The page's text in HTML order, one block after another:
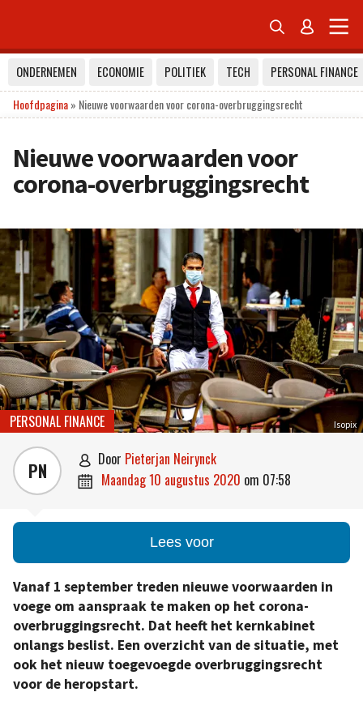
 
ONDERNEMEN ECONOMIE POLITIEK TECH
PERSONAL FINANCE
Hoofdpagina» Nieuwe voorwaarden voor corona-overbruggingsrecht
Nieuwe voorwaarden voor
corona-overbruggingsrecht
Isopix
PERSONAL FINANCE
PN  door Pieterjan Neirynck
 maandag 10 augustus 2020 om 07:58
Lees voor
Vanaf 1 september treden nieuwe voorwaarden in
voege om aanspraak te maken op het corona-
overbruggingsrecht. Dat heeft het kernkabinet
onlangs beslist. Een overzicht van de situatie, met
ook het nieuw toegevoegde overbruggingsrecht
voor de heropstart.